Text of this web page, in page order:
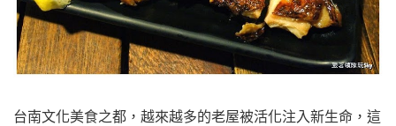
台南文化美食之都，越來越多的老屋被活化注入新生命，這